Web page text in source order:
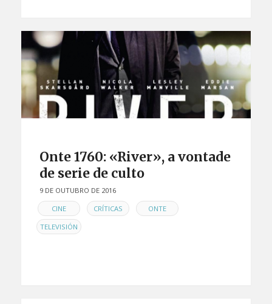
Onte 1760: «River», a vontade
de serie de culto
9 DE OUTUBRO DE 2016
EN
CINE , CRÍTICAS , ONTE ,
TELEVISIÓN